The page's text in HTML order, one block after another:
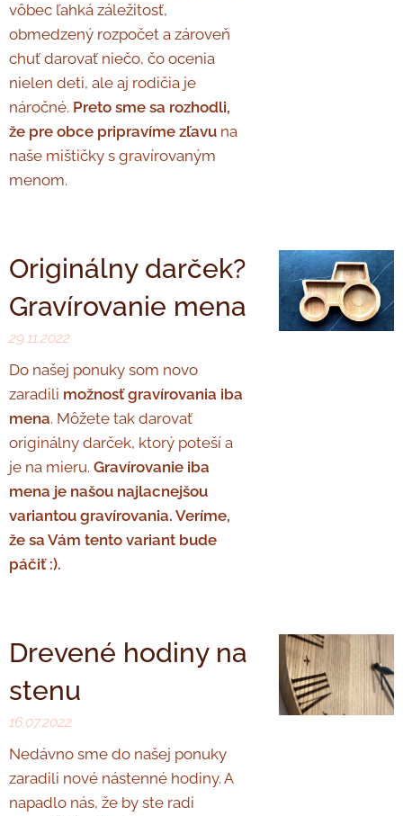
vôbec ľahká záležitosť,
obmedzený rozpočet a zároveň
chuť darovať niečo, čo ocenia
nielen deti, ale aj rodičia je
náročné. Preto sme sa rozhodli,
že pre obce pripravíme zľavu na
naše mištičky s gravírovaným
menom.
Originálny darček?
Gravírovanie mena
29.11.2022
Do našej ponuky som novo
zaradili možnosť gravírovania iba
mena. Môžete tak darovať
originálny darček, ktorý poteší a
je na mieru. Gravírovanie iba
mena je našou najlacnejšou
variantou gravírovania. Veríme,
že sa Vám tento variant bude
páčiť :).
Drevené hodiny na
stenu
16.07.2022
Nedávno sme do našej ponuky
zaradili nové nástenné hodiny. A
napadlo nás, že by ste radi